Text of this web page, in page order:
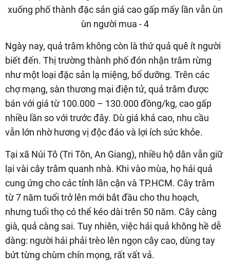
Ngày nay, quả trâm không còn là thứ quả quê ít người
biết đến. Thị trường thành phố đón nhận trâm rừng
như một loại đặc sản lạ miệng, bổ dưỡng. Trên các
chợ mạng, sàn thương mại điện tử, quả trâm được
bán với giá từ 100.000 – 130.000 đồng/kg, cao gấp
nhiều lần so với trước đây. Dù giá khá cao, nhu cầu
vẫn lớn nhờ hương vị độc đáo và lợi ích sức khỏe.
Tại xã Núi Tô (Tri Tôn, An Giang), nhiều hộ dân vẫn giữ
lại vài cây trâm quanh nhà. Khi vào mùa, họ hái quả
cung ứng cho các tỉnh lân cận và TP.HCM. Cây trâm
từ 7 năm tuổi trở lên mới bắt đầu cho thu hoạch,
nhưng tuổi thọ có thể kéo dài trên 50 năm. Cây càng
già, quả càng sai. Tuy nhiên, việc hái quả không hề dễ
dàng: người hái phải trèo lên ngọn cây cao, dùng tay
bứt từng chùm chín mọng, rất vất vả.